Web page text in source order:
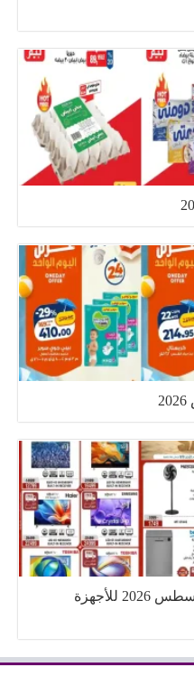
عروض المرشدى اليوم 6 – 9 اغسطس 2026 للأجهزة